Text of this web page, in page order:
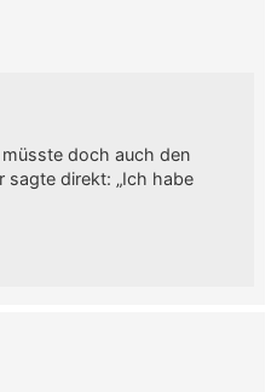
müsste doch auch den
sagte direkt: „Ich habe